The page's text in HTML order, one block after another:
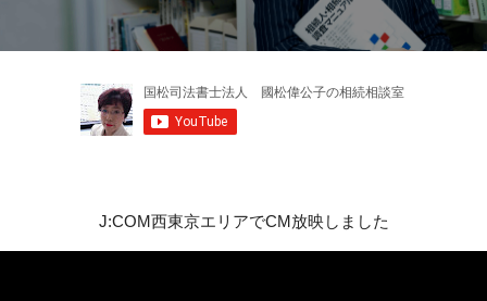
J:COM西東京エリアでCM放映しました